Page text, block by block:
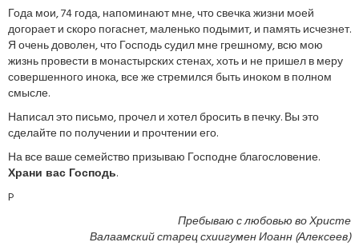
Года мои, 74 года, напоминают мне, что свечка жизни моей
догорает и скоро погаснет, маленько подымит, и память исчезнет.
Я очень доволен, что Господь судил мне грешному, всю мою
жизнь провести в монастырских стенах, хоть и не пришел в меру
совершенного инока, все же стремился быть иноком в полном
смысле.
Написал это письмо, прочел и хотел бросить в печку. Вы это
сделайте по получении и прочтении его.
На все ваше семейство призываю Господне благословение.
Храни вас Господь.
P
Пребываю с любовью во Христе
Валаамский старец схиигумен Иоанн (Алексеев)